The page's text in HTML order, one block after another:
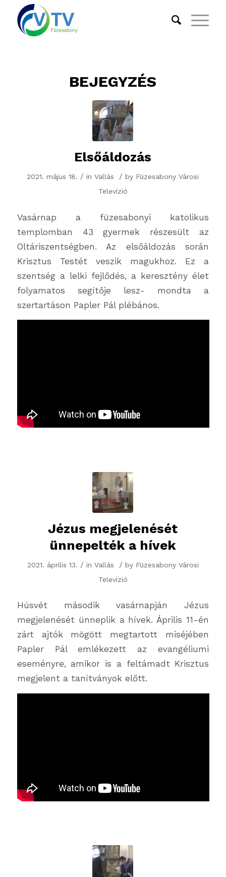
BEJEGYZÉS
Elsőáldozás
2021. május 18. / inVallás / by Füzesabony Városi
Televízió
Vasárnap a füzesabonyi katolikus
templomban 43 gyermek részesült az
Oltáriszentségben. Az elsőáldozás során
Krisztus Testét veszik magukhoz. Ez a
szentség a lelki fejlődés, a keresztény élet
folyamatos segítője lesz- mondta a
szertartáson Papler Pál plébános.
Jézus megjelenését
ünnepelték a hívek
2021. április 13. / in Vallás / by Füzesabony Városi
Televízió
Húsvét második vasárnapján Jézus
megjelenését ünneplik a hívek. Április 11-én
zárt ajtók mögött megtartott miséjében
Papler Pál emlékezett az evangéliumi
eseményre, amikor is a feltámadt Krisztus
megjelent a tanítványok előtt.